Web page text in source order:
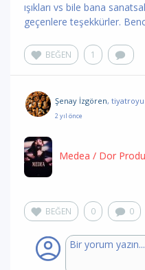
ışıkları vs bile bana
geçenlere teşekkürler.
BEĞEN 1
Şenay İzgören, tiyatroyu
2 yıl önce
Medea / Dor
BEĞEN 0 0